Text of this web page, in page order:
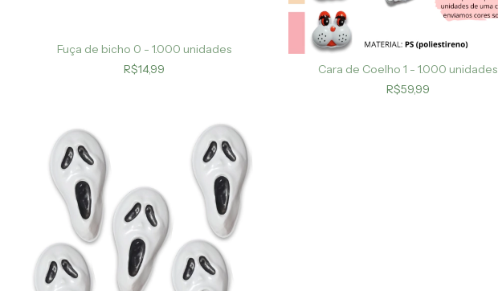
Fuça de bicho 0 - 1.000 unidades
R$14,99
Cara de Coelho 1 - 1.000 unidades
R$59,99